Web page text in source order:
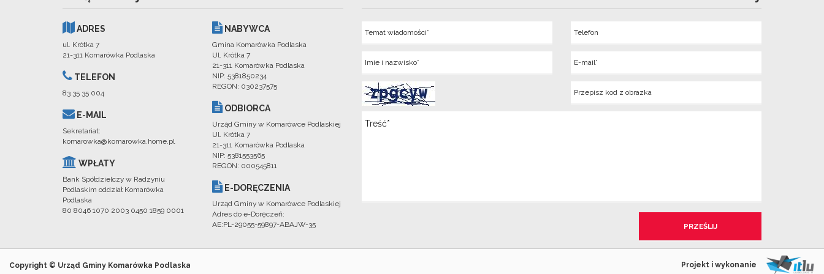
ADRES
ul. Krótka 7
21-311 Komarówka Podlaska
TELEFON
83 35 35 004
E-MAIL
Sekretariat:
komarowka@komarowka.home.pl
WPŁATY
Bank Spółdzielczy w Radzyniu
Podlaskim oddział Komarówka
Podlaska
80 8046 1070 2003 0450 1859 0001
NABYWCA
Gmina Komarówka Podlaska
Ul. Krótka 7
21-311 Komarówka Podlaska
NIP: 5381850234
REGON: 030237575
ODBIORCA
Urząd Gminy w Komarówce Podlaskiej
Ul. Krótka 7
21-311 Komarówka Podlaska
NIP: 5381553565
REGON: 000545811
E-DORĘCZENIA
Urząd Gminy w Komarówce Podlaskiej
Adres do e-Doręczeń:
AE:PL-29055-59897-ABAJW-35
Copyright © Urząd Gminy Komarówka Podlaska Projekt i wykonanie